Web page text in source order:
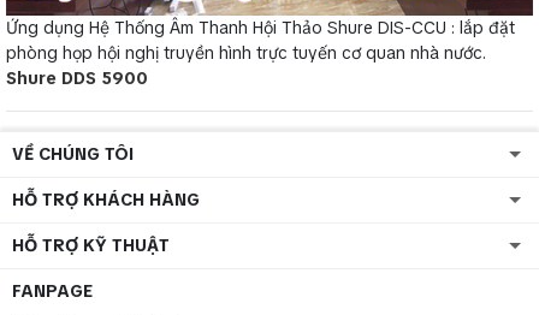
Ứng dụng Hệ Thống Âm Thanh Hội Thảo Shure DIS-CCU : lắp đặt
phòng họp hội nghị truyền hình trực tuyến cơ quan nhà nước.
Shure DDS 5900
VỀ CHÚNG TÔI
HỖ TRỢ KHÁCH HÀNG
HỖ TRỢ KỸ THUẬT
FANPAGE